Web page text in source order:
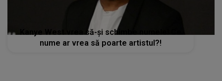
Kanye West vrea să-și schimbe numele! Ce
nume ar vrea să poarte artistul?!